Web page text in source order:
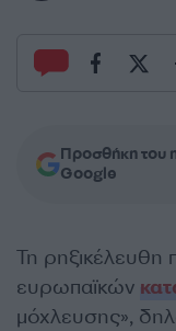
Προσθήκη του
Google
Τη ρηξικέλευθη
ευρωπαϊκών
μόχλευσης»,